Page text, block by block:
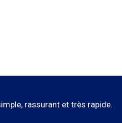
rassurant et très rapide.